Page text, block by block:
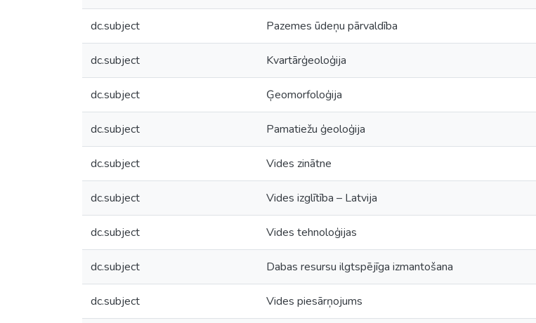
dc.subject Pazemes ūdeņu pārvaldība
dc.subject Kvartārģeoloģija
dc.subject Ģeomorfoloģija
dc.subject Pamatiežu ģeoloģija
dc.subject Vides zinātne
dc.subject Vides izglītība – Latvija
dc.subject Vides tehnoloģijas
dc.subject Dabas resursu ilgtspējīga izmantošana
dc.subject Vides piesārņojums